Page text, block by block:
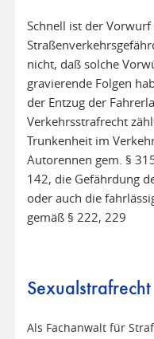
Schnell ist der
nicht, daß solche
gravierende Folgen
der Entzug der
Verkehrsstrafrecht
Trunkenheit im
Autorennen gem. §
142, die Gefährdung
oder auch die
gemäß § 222, 229
Sexualstrafrecht
Als Fachanwalt für